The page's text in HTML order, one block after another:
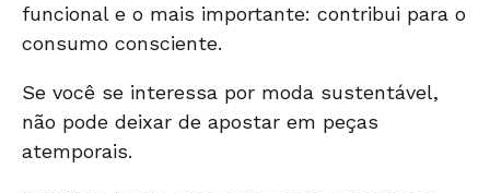
funcional e o mais importante: contribui para o
consumo consciente.
Se você se interessa por moda sustentável,
não pode deixar de apostar em peças
atemporais.